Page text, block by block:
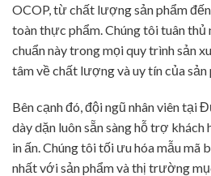
OCOP, từ chất lượng sản phẩm
toàn thực phẩm. Chúng tôi tuân thủ
chuẩn này trong mọi quy trình sản
tâm về chất lượng và uy tín của sản
Bên cạnh đó, đội ngũ nhân viên tại
dày dặn luôn sẵn sàng hỗ trợ
in ấn. Chúng tôi tối ưu hóa mẫu mã
nhất với sản phẩm và thị trường